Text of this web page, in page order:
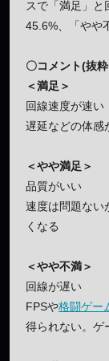
スで「満足」と
45.6%、「やや
〇コメント(抜粋
＜満足＞
回線速度が速い
遅延などの体感
＜やや満足＞
品質がいい
速度は問題ない
くなる
＜やや不満＞
回線が遅い
FPSや格闘ゲー
得られない。ゲ